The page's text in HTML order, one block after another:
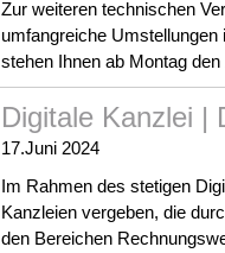
Zur weiteren technischen
umfangreiche
stehen Ihnen ab Montag
Digitale Kanzlei |
17.Juni 2024
Im Rahmen des stetigen
Kanzleien vergeben, die
den Bereichen